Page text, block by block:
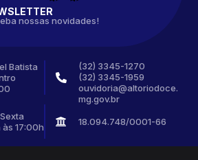
Batista
(32) 3345-1270
(32) 3345-1959
ouvidoria@altoriodoce.
mg.gov.br
às 17:00h
18.094.748/0001-66
nossas novidades!